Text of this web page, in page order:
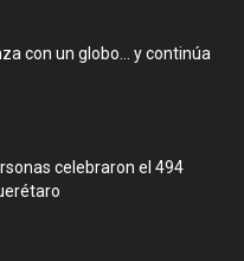
con un globo… y continúa
celebraron el 494